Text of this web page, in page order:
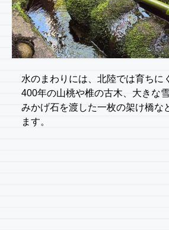
水のまわりには、北陸では育ちに
400年の山桃や椎の古木、大きな
みかげ石を渡した一枚の架け橋な
ます。